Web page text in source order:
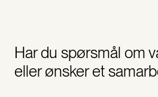
Har du spørsmål om
eller ønsker et